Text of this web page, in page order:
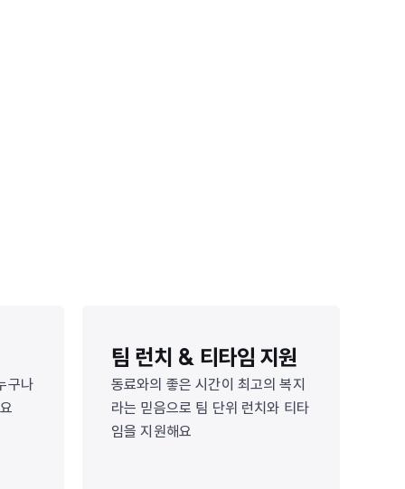
구나
팀 런치 & 티타임 지원
동료와의 좋은 시간이 최고의 복지
라는 믿음으로 팀 단위 런치와 티타
임을 지원해요